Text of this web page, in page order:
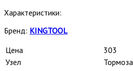
Характеристики:
Бренд: KINGTOOL
Цена
303
Узел
Тормоза